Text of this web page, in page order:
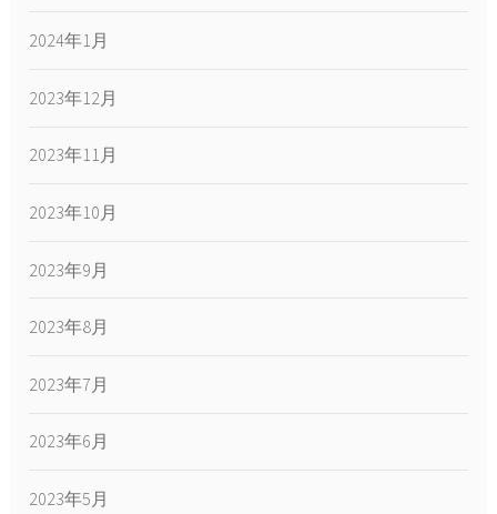
2024年1月
2023年12月
2023年11月
2023年10月
2023年9月
2023年8月
2023年7月
2023年6月
2023年5月